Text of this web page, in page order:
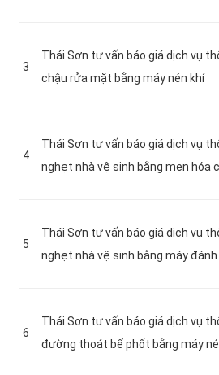
3
Thái Sơn tư vấn báo giá dịch vụ
chậu rửa mặt bằng máy nén khí
4
Thái Sơn tư vấn báo giá dịch vụ
nghẹt nhà vệ sinh bằng men hóa
5
Thái Sơn tư vấn báo giá dịch vụ
nghẹt nhà vệ sinh bằng máy
6
Thái Sơn tư vấn báo giá dịch vụ
đường thoát bể phốt bằng máy